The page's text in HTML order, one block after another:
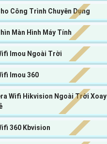
Công Trình Chuyên Dụng
Màn Hình Máy Tính
Imou Ngoài Trời
Imou 360
Wifi Hikvision Ngoài Trời Xoay
360 Kbvision